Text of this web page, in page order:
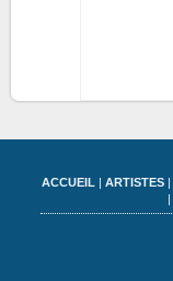
ACCUEIL| ARTISTES|